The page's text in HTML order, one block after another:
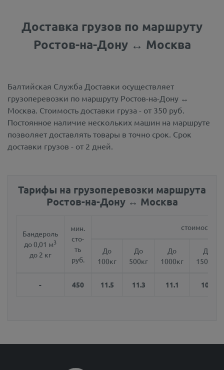
Доставка грузов по маршруту
Ростов-на-Дону ↔ Москва
Балтийская Служба Доставки осуществляет
грузоперевозки по маршруту Ростов-на-Дону ↔
Москва. Стоимость доставки груза - от 350 руб.
Постоянное наличие нескольких машин на маршруте
позволяет доставлять товары в точно срок. Срок
доставки грузов - от 2 дней.
Тарифы на грузоперевозки маршрута
Ростов-на-Дону ↔ Москва
Бандероль
до 0,01 м3
до 2 кг
мин.
сто-
ть
руб.
стоимость
До
100кг
До
500кг
До
1000кг
До
1500кг
- 450 11.5 11.3 11.1 10.9